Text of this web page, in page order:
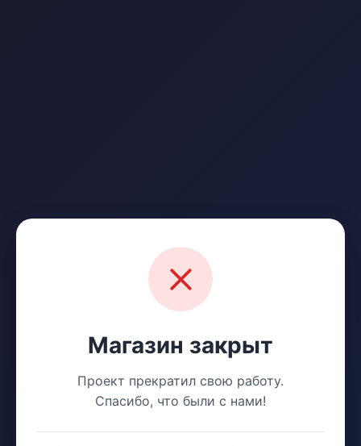
Магазин закрыт
Проект прекратил свою работу.
Спасибо, что были с нами!